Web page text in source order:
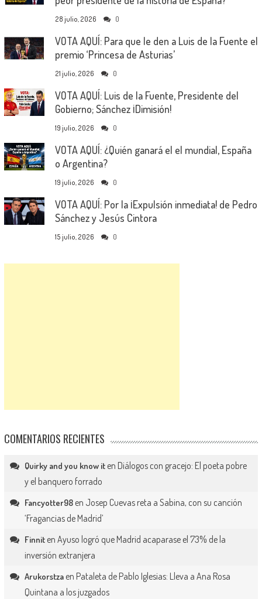
28 julio, 2026 0
VOTA AQUÍ: Para que le den a Luis de la Fuente el
premio ‘Princesa de Asturias’
21 julio, 2026 0
VOTA AQUÍ: Luis de la Fuente, Presidente del
Gobierno; Sánchez ¡Dimisión!
19 julio, 2026 0
VOTA AQUÍ: ¿Quién ganará el el mundial, España
o Argentina?
19 julio, 2026 0
VOTA AQUÍ: Por la ¡Expulsión inmediata! de Pedro
Sánchez y Jesús Cintora
15 julio, 2026 0
COMENTARIOS RECIENTES
Quirky and you know iten Diálogos con gracejo: El poeta pobre
y el banquero forrado
Fancyotter98en Josep Cuevas reta a Sabina, con su canción
‘Fragancias de Madrid’
Finniten Ayuso logró que Madrid acaparase el 73% de la
inversión extranjera
Arukorstzaen Pataleta de Pablo Iglesias: Lleva a Ana Rosa
Quintana a los juzgados